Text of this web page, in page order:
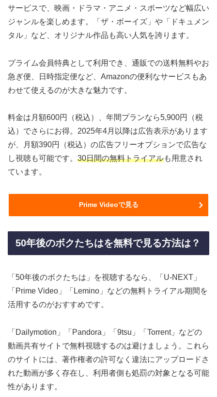
サービスで、映画・ドラマ・アニメ・スポーツなど幅広い
ジャンルを楽しめます。「ザ・ボーイズ」や「ドキュメン
タル」など、オリジナル作品も高い人気を誇ります。
プライム会員特典として利用でき、通販での送料無料やお
急ぎ便、日時指定便など、Amazonの便利なサービスもあ
わせて使えるのが大きな魅力です。
料金は月額600円（税込）、年間プランなら5,900円（税
込）でさらにお得。2025年4月以降は広告表示があります
が、月額390円（税込）の広告フリーオプションで広告な
し視聴も可能です。 30日間の無料トライアルも用意され
ています。
Prime Videoで見る
50年後のボクたちはを無料で見る方法は？
「50年後のボクたちは」を視聴するなら、「U-NEXT」
「Prime Video」「Lemino」などの無料トライアル期間を
活用するのがおすすめです。
「Dailymotion」「Pandora」「9tsu」「Torrent」などの
動画共有サイトで無料視聴するのは避けましょう。これら
のサイトには、著作権者の許可なく違法にアップロードさ
れた動画が多く存在し、利用者側も処罰の対象となる可能
性があります。